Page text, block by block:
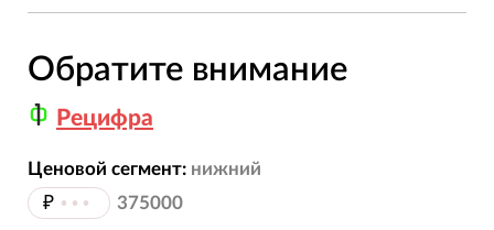
Обратите внимание
Рецифра
Ценовой сегмент: нижний
₽ ••• 375000